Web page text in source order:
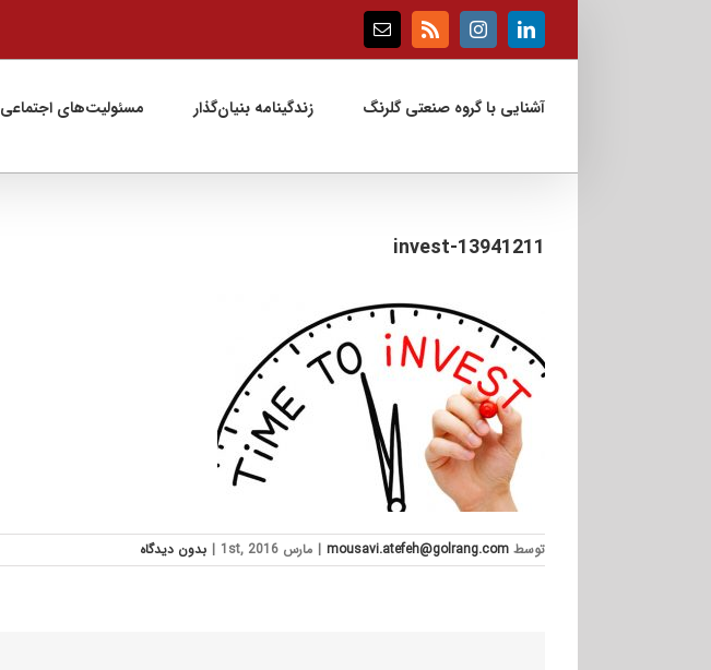
LinkedIn
Instagram
Rss
Email
آشنایی با گروه صنعتی گلرنگ زندگینامه بنیان‌گذار مسئولیت‌های اجتماعی
13941211-invest
توسط mousavi.atefeh@golrang.com
| مارس 1st, 2016 | بدون ديدگاه